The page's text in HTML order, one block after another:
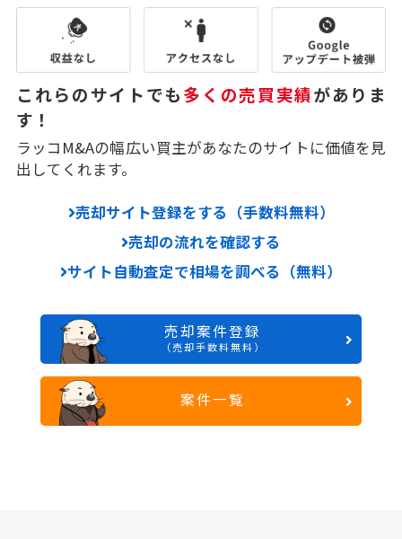
これらのサイトでも多くの売買実績がありま
す！
ラッコM&Aの幅広い買主があなたのサイトに価値を見
出してくれます。
売却サイト登録をする（手数料無料）
売却の流れを確認する
サイト自動査定で相場を調べる（無料）
売却案件登録
（売却手数料無料）
案件一覧